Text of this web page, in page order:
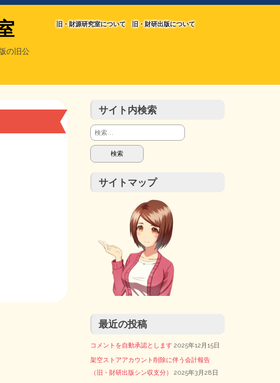
の旧公
旧・財源研究室について 旧・財研出版について
サイト内検索
検
索:
サイトマップ
最近の投稿
コメントを自動承認とします 2025年12月15日
架空ストアアカウント削除に伴う会計報告
（旧・財研出版シン収支分）
2025年3月28日